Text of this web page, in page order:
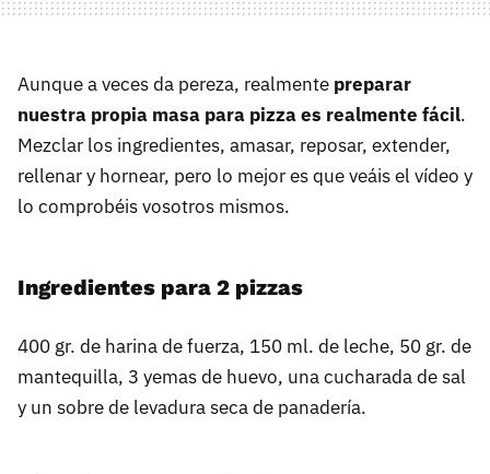
Aunque a veces da pereza, realmente preparar
nuestra propia masa para pizza es realmente fácil.
Mezclar los ingredientes, amasar, reposar, extender,
rellenar y hornear, pero lo mejor es que veáis el vídeo y
lo comprobéis vosotros mismos.
Ingredientes para 2 pizzas
400 gr. de harina de fuerza, 150 ml. de leche, 50 gr. de
mantequilla, 3 yemas de huevo, una cucharada de sal
y un sobre de levadura seca de panadería.